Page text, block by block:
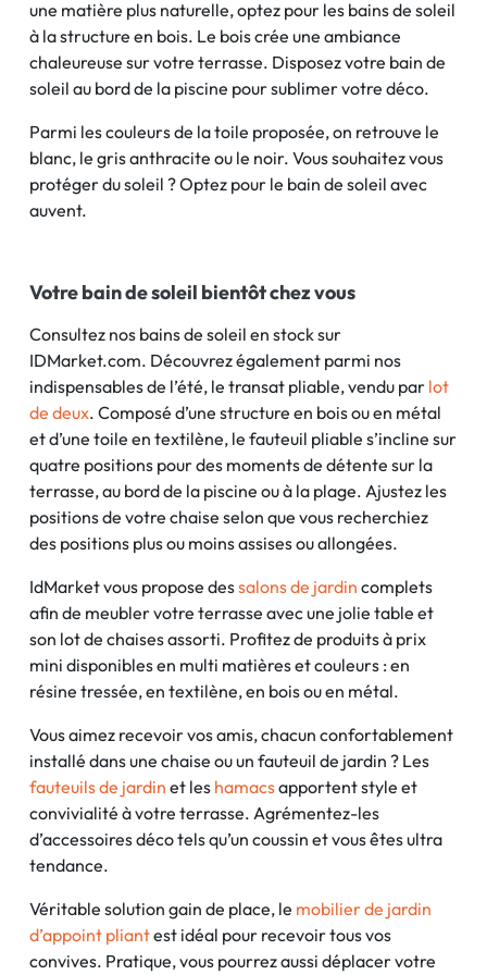
une matière plus naturelle, optez pour les bains de soleil
à la structure en bois. Le bois crée une ambiance
chaleureuse sur votre terrasse. Disposez votre bain de
soleil au bord de la piscine pour sublimer votre déco.
Parmi les couleurs de la toile proposée, on retrouve le
blanc, le gris anthracite ou le noir. Vous souhaitez vous
protéger du soleil ? Optez pour le bain de soleil avec
auvent.
Votre bain de soleil bientôt chez vous
Consultez nos bains de soleil en stock sur
IDMarket.com. Découvrez également parmi nos
indispensables de l’été, le transat pliable, vendu par lot
de deux. Composé d’une structure en bois ou en métal
et d’une toile en textilène, le fauteuil pliable s’incline sur
quatre positions pour des moments de détente sur la
terrasse, au bord de la piscine ou à la plage. Ajustez les
positions de votre chaise selon que vous recherchiez
des positions plus ou moins assises ou allongées.
IdMarket vous propose dessalons de jardin complets
afin de meubler votre terrasse avec une jolie table et
son lot de chaises assorti. Profitez de produits à prix
mini disponibles en multi matières et couleurs : en
résine tressée, en textilène, en bois ou en métal.
Vous aimez recevoir vos amis, chacun confortablement
installé dans une chaise ou un fauteuil de jardin ? Les
fauteuils de jardin et les hamacsapportent style et
convivialité à votre terrasse. Agrémentez-les
d’accessoires déco tels qu’un coussin et vous êtes ultra
tendance.
Véritable solution gain de place, le mobilier de jardin
d’appoint pliantest idéal pour recevoir tous vos
convives. Pratique, vous pourrez aussi déplacer votre